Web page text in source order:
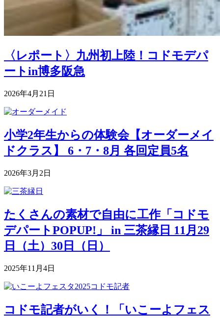
〈レポート〉九州初上陸！コドモデパ
ートin博多阪急
2026年4月21日
小学2年生からの体験会【オーダーメイ
ドクラス】 6・7・8月 各回定員5名
2026年3月2日
たくさんの素材で自由に工作「コドモ
デパートPOPUP!」 in 三茶縁日 11月29
日（土）30日（日）
2025年11月4日
コドモ記者がいく！「いこーよフェス